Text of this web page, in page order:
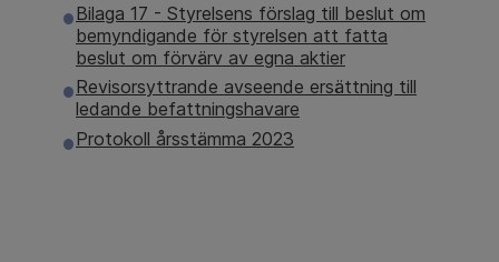
Bilaga 17 - Styrelsens förslag till beslut om
bemyndigande för styrelsen att fatta
beslut om förvärv av egna aktier
Revisorsyttrande avseende ersättning till
ledande befattningshavare
Protokoll årsstämma 2023